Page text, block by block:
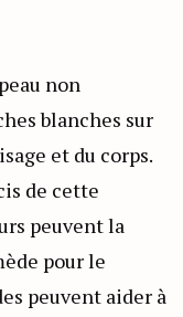
non
blanches sur
et du corps.
de cette
peuvent la
pour le
peuvent aider à